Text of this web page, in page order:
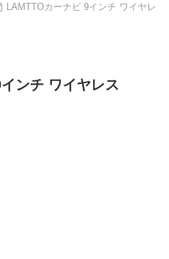
LAMTTOカーナビ 9インチ ワイヤレ
ンチ ワイヤレス